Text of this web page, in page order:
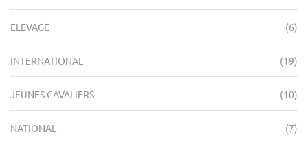
ELEVAGE (6)
INTERNATIONAL (19)
JEUNES CAVALIERS (10)
NATIONAL (7)